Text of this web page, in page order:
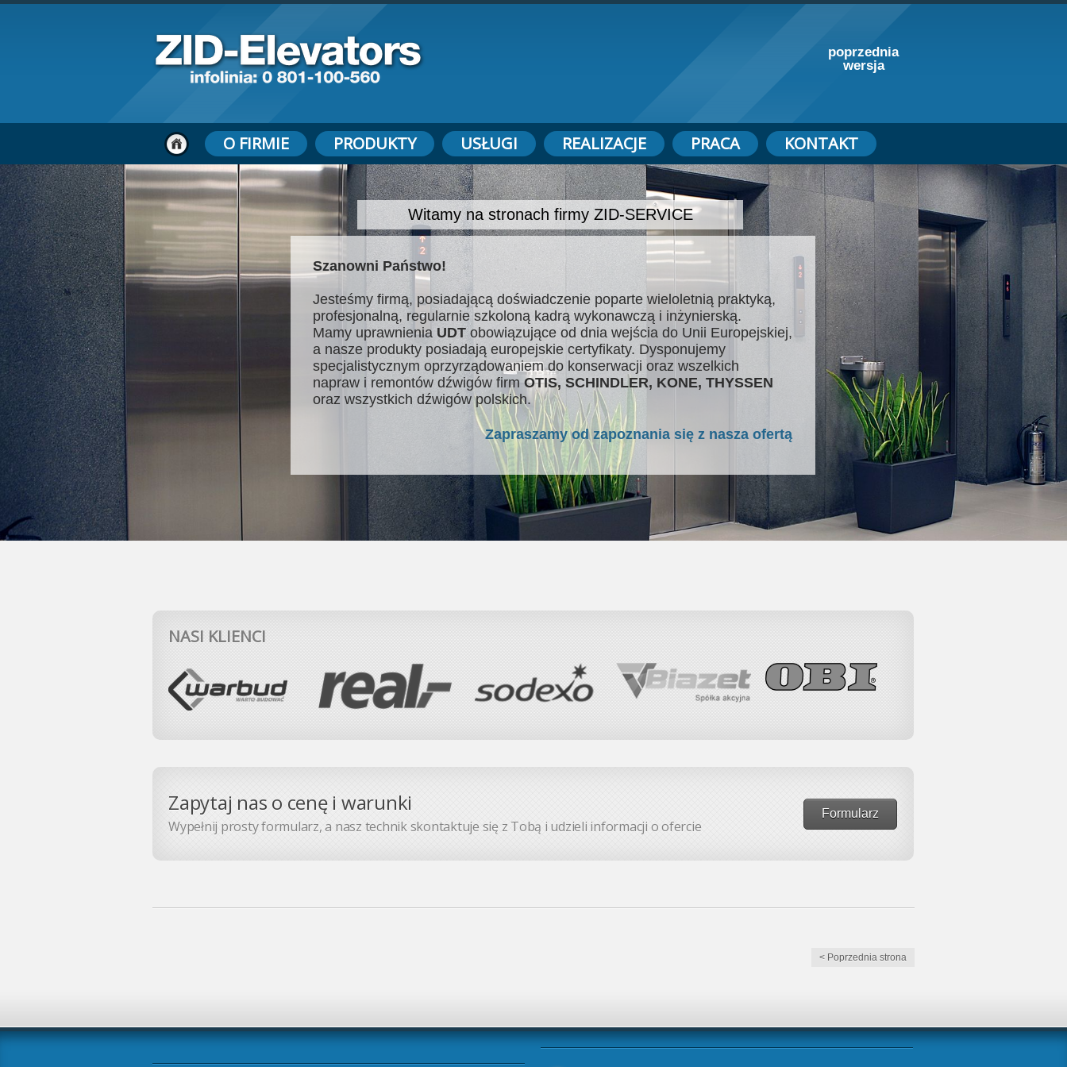
poprzednia
wersja
O FIRMIE PRODUKTY USŁUGI REALIZACJE PRACA KONTAKT
Witamy na stronach firmy ZID-SERVICE
Szanowni Państwo!
Jesteśmy firmą, posiadającą doświadczenie poparte wieloletnią praktyką,
profesjonalną, regularnie szkoloną kadrą wykonawczą i inżynierską.
Mamy uprawnienia UDT obowiązujące od dnia wejścia do Unii Europejskiej,
a nasze produkty posiadają europejskie certyfikaty. Dysponujemy
specjalistycznym oprzyrządowaniem do konserwacji oraz wszelkich
napraw i remontów dźwigów firmOTIS, SCHINDLER, KONE, THYSSEN
oraz wszystkich dźwigów polskich.
Zapraszamy od zapoznania się z nasza ofertą
NASI KLIENCI
Zapytaj nas o cenę i warunki
Wypełnij prosty formularz, a nasz technik skontaktuje się z Tobą i udzieli informacji o ofercie
Formularz
< Poprzednia strona